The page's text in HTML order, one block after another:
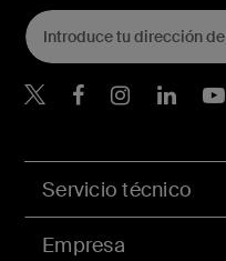
Servicio técnico
Empresa
Belkin Twitter